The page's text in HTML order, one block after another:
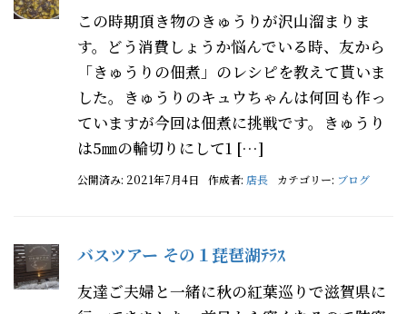
この時期頂き物のきゅうりが沢山溜まりま
す。どう消費しょうか悩んでいる時、友から
「きゅうりの佃煮」のレシピを教えて貰いま
した。きゅうりのキュウちゃんは何回も作っ
ていますが今回は佃煮に挑戦です。きゅうり
は5㎜の輪切りにして1 […]
公開済み: 2021年7月4日 作成者: 店長 カテゴリー: ブログ
バスツアー その１琵琶湖ﾃﾗｽ
友達ご夫婦と一緒に秋の紅葉巡りで滋賀県に